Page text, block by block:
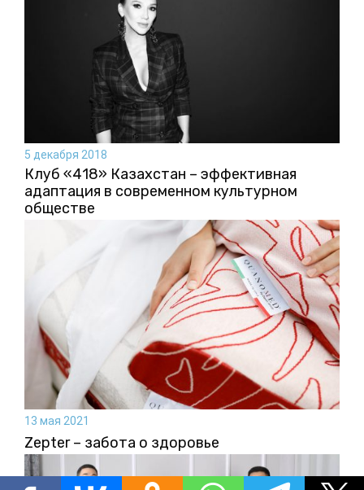
5 декабря 2018
Клуб «418» Казахстан – эффективная
адаптация в современном культурном
обществе
13 мая 2021
Zepter – забота о здоровье